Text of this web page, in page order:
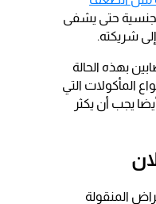
حتى يشفى
شريكته.
بهذه الحالة
المأكولات التي
يجب أن يكثر
المنقولة